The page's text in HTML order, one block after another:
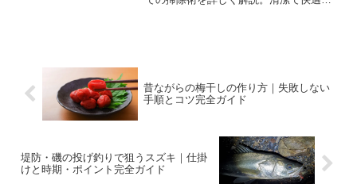
昔ながらの梅干しの作り方｜失敗しない
手順とコツ完全ガイド
堤防・磯の投げ釣りで狙うスズキ｜仕掛
けと時期・ポイント完全ガイド